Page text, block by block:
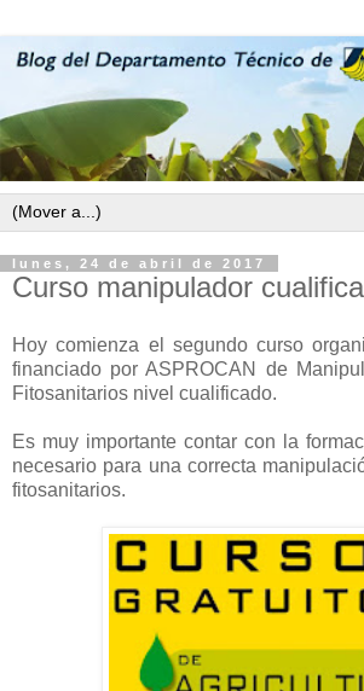
lunes, 24 de abril de 2017
Curso manipulador
Hoy comienza el segundo curso
financiado por ASPROCAN de
Fitosanitarios nivel cualificado.
Es muy importante contar con la
necesario para una correcta
fitosanitarios.